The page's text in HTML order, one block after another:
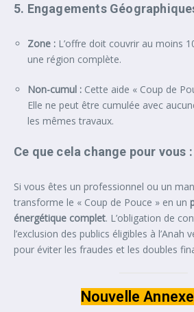
5. Engagements
Zone : L’offre doit couvrir au moins
une région complète.
Non-cumul : Cette aide « Coup de
Elle ne peut être cumulée avec
les mêmes travaux.
Ce que cela change pour vous :
Si vous êtes un professionnel ou un
transforme le « Coup de Pouce » en un
énergétique complet. L’obligation de
l’exclusion des publics éligibles à
pour éviter les fraudes et les doubles
Nouvelle